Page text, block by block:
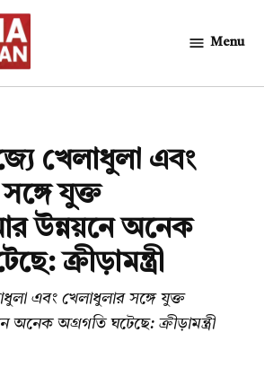
Menu
খেলাধুলা এবং
যুক্ত
উন্নয়নে অনেক
ক্রীড়ামন্ত্রী
এবং খেলাধুলার সঙ্গে যুক্ত
অনেক অগ্রগতি ঘটেছে: ক্রীড়ামন্ত্রী